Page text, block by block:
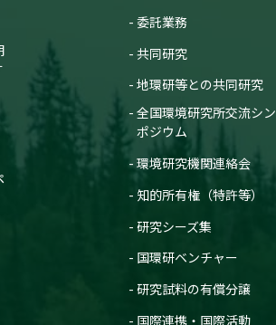
委託業務
共同研究
地環研等との共同研究
全国環境研究所交流シン
ポジウム
環境研究機関連絡会
知的所有権（特許等）
研究シーズ集
国環研ベンチャー
研究試料の有償分譲
国際連携・国際活動